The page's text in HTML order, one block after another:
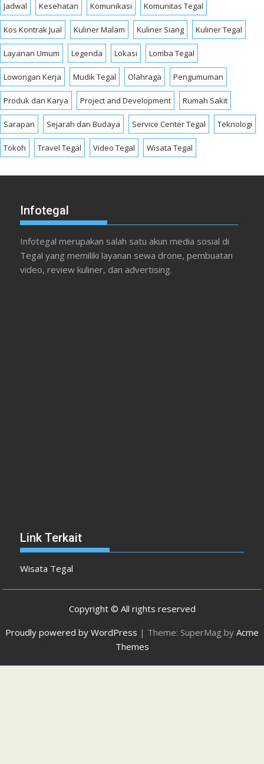
Jadwal Kesehatan Komunikasi Komunitas Tegal
Kos Kontrak Jual Kuliner Malam Kuliner Siang Kuliner Tegal
Layanan Umum Legenda Lokasi Lomba Tegal
Lowongan Kerja Mudik Tegal Olahraga Pengumuman
Produk dan Karya Project and Development Rumah Sakit
Sarapan Sejarah dan Budaya Service Center Tegal Teknologi
Tokoh Travel Tegal Video Tegal Wisata Tegal
Infotegal
Infotegal merupakan salah satu akun media sosial di
Tegal yang memiliki layanan sewa drone, pembuatan
video, review kuliner, dan advertising.
Link Terkait
Wisata Tegal
Copyright © All rights reserved
Proudly powered by WordPress | Theme: SuperMag by Acme
Themes